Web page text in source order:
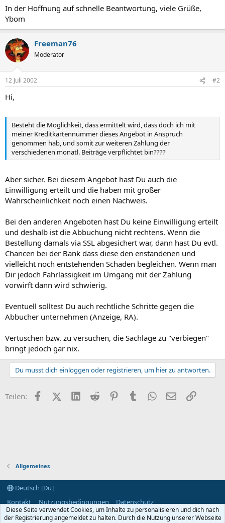
In der Hoffnung auf schnelle Beantwortung, viele Grüße,
Ybom
Freeman76
Moderator
12 Juli 2002 #2
Hi,
Besteht die Möglichkeit, dass ermittelt wird, dass doch ich mit
meiner Kreditkartennummer dieses Angebot in Anspruch
genommen hab, und somit zur weiteren Zahlung der
verschiedenen monatl. Beiträge verpflichtet bin????
Aber sicher. Bei diesem Angebot hast Du auch die
Einwilligung erteilt und die haben mit großer
Wahrscheinlichkeit noch einen Nachweis.
Bei den anderen Angeboten hast Du keine Einwilligung erteilt
und deshalb ist die Abbuchung nicht rechtens. Wenn die
Bestellung damals via SSL abgesichert war, dann hast Du evtl.
Chancen bei der Bank dass diese den enstandenen und
vielleicht noch entstehenden Schaden begleichen. Wenn man
Dir jedoch Fahrlässigkeit im Umgang mit der Zahlung
vorwirft dann wird schwierig.
Eventuell solltest Du auch rechtliche Schritte gegen die
Abbucher unternehmen (Anzeige, RA).
Vertuschen bzw. zu versuchen, die Sachlage zu "verbiegen"
bringt jedoch gar nix.
Du musst dich einloggen oder registrieren, um hier zu antworten.
Teilen: FacebookX (Twitter)
LinkedIn
Reddit PinterestTumblr WhatsApp
E-MailLink
Allgemeines
Deutsch [Du]
Kontakt
Nutzungsbedingungen
Datenschutz
Hilfe und Impressum
Start
R
S
Diese Seite verwendet Cookies, um Inhalte zu personalisieren und dich nach
der Registrierung angemeldet zu halten. Durch die Nutzung unserer Webseite